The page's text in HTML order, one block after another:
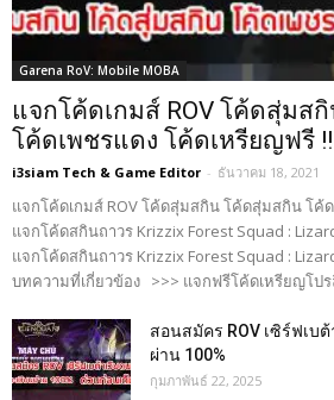
Garena RoV: Mobile MOBA
แจกโค้ดเกมส์ ROV โค้ดสุ่มส
โค้ดเพชรแดง โค้ดเหรียญฟรี !!
i3siam Tech & Game Editor - ธันวาคม 18, 2021
แจกโค้ดเกมส์ ROV โค้ดสุ่มสกิน โค้ดสุ่มสกิน โค้
แจกโค้ดสกินถาวร Krizzix Forest Squad :
แจกโค้ดสกินถาวร Krizzix Forest Squad :
บทความที่เกี่ยวข้อง >>> แจกฟรีโค้ดเหรียญโปร
สอนสมัคร ROV เซิร์ฟเบ
ผ่าน 100%
กุมภาพันธ์ 22, 2025